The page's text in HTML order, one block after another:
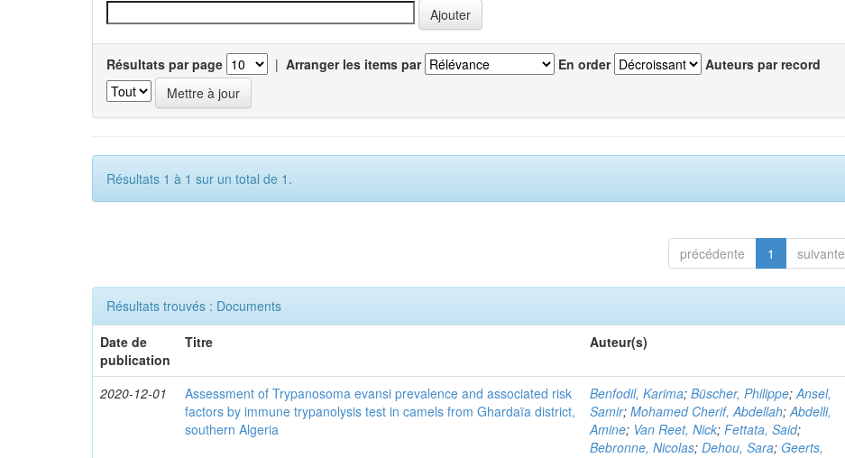
Résultats par page | Arranger les items par En order Auteurs par record
Résultats 1 à 1 sur un total de 1.
précédente 1 suivante
Résultats trouvés : Documents
Date de
publication
Titre Auteur(s)
2020-12-01
Assessment of Trypanosoma evansi prevalence and associated risk
factors by immune trypanolysis test in camels from Ghardaïa district,
southern Algeria
Benfodil, Karima;Büscher, Philippe;Ansel,
Samir;Mohamed Cherif, Abdellah;Abdelli,
Amine; Van Reet, Nick;Fettata, Said;
Bebronne, Nicolas;Dehou, Sara; Geerts,